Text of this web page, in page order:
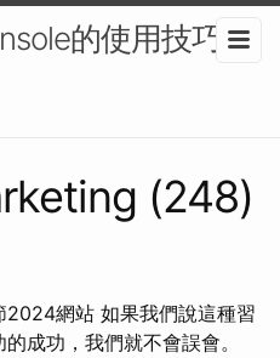
的使用技巧-
(248)
網站 如果我們說這種習
成功，我們就不會誤會。